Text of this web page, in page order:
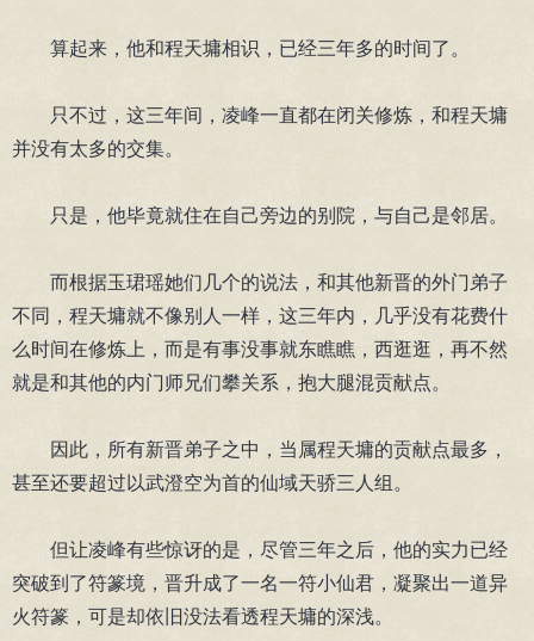
算起来，他和程天墉相识，已经三年多的时间了。
只不过，这三年间，凌峰一直都在闭关修炼，和程天墉
并没有太多的交集。
只是，他毕竟就住在自己旁边的别院，与自己是邻居。
而根据玉珺瑶她们几个的说法，和其他新晋的外门弟子
不同，程天墉就不像别人一样，这三年内，几乎没有花费什
么时间在修炼上，而是有事没事就东瞧瞧，西逛逛，再不然
就是和其他的内门师兄们攀关系，抱大腿混贡献点。
因此，所有新晋弟子之中，当属程天墉的贡献点最多，
甚至还要超过以武澄空为首的仙域天骄三人组。
但让凌峰有些惊讶的是，尽管三年之后，他的实力已经
突破到了符篆境，晋升成了一名一符小仙君，凝聚出一道异
火符篆，可是却依旧没法看透程天墉的深浅。